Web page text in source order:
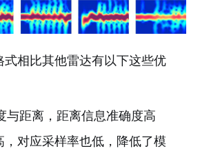
式相比其他雷达有以下这些优
与距离，距离信息准确度高
，对应采样率也低，降低了模